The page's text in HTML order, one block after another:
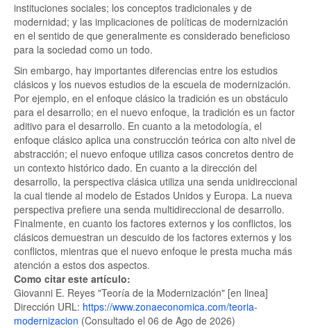
instituciones sociales; los conceptos tradicionales y de
modernidad; y las implicaciones de políticas de modernización
en el sentido de que generalmente es considerado beneficioso
para la sociedad como un todo.
Sin embargo, hay importantes diferencias entre los estudios
clásicos y los nuevos estudios de la escuela de modernización.
Por ejemplo, en el enfoque clásico la tradición es un obstáculo
para el desarrollo; en el nuevo enfoque, la tradición es un factor
aditivo para el desarrollo. En cuanto a la metodología, el
enfoque clásico aplica una construcción teórica con alto nivel de
abstracción; el nuevo enfoque utiliza casos concretos dentro de
un contexto histórico dado. En cuanto a la dirección del
desarrollo, la perspectiva clásica utiliza una senda unidireccional
la cual tiende al modelo de Estados Unidos y Europa. La nueva
perspectiva prefiere una senda multidireccional de desarrollo.
Finalmente, en cuanto los factores externos y los conflictos, los
clásicos demuestran un descuido de los factores externos y los
conflictos, mientras que el nuevo enfoque le presta mucha más
atención a estos dos aspectos.
Como citar este artículo:
Giovanni E. Reyes "Teoría de la Modernización" [en linea]
Dirección URL: https://www.zonaeconomica.com/teoria-
modernizacion (Consultado el 06 de Ago de 2026)